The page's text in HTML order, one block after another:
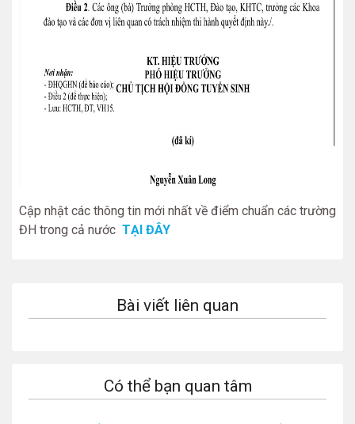
Cập nhật các thông tin mới nhất về điểm chuẩn các trường
ĐH trong cả nước TẠI ĐÂY
Bài viết liên quan
Có thể bạn quan tâm